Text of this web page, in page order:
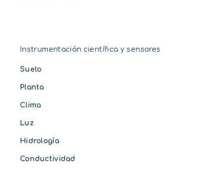
Instrumentación científica y sensores
Suelo
Planta
Clima
Luz
Hidrología
Conductividad